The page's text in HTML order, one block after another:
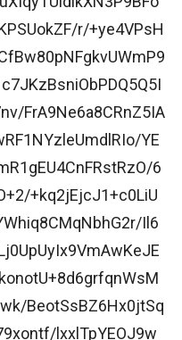
r/+ye4VPsH
FrA9Ne6a8CRnZ5IA
YE
6
+kq2jEjcJ1+c0LiU
Il6
BeotSsBZ6Hx0jtSq
lxxlTpYEOJ9w